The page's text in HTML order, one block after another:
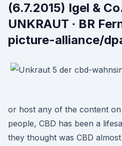
(6.7.2015) Igel &
UNKRAUT ∙ BR
picture-alliance/
or host any of the content
people, CBD has been a
they thought was CBD